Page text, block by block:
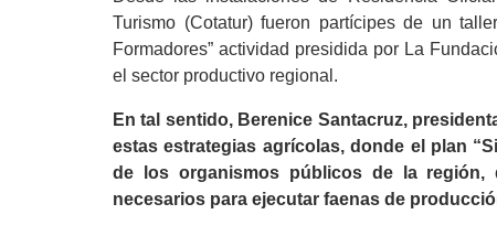
Turismo (Cotatur) fueron partícipes de un
Formadores” actividad presidida por La
el sector productivo regional.
En tal sentido, Berenice Santacruz,
estas estrategias agrícolas, donde el plan
de los organismos públicos de la región,
necesarios para ejecutar faenas de